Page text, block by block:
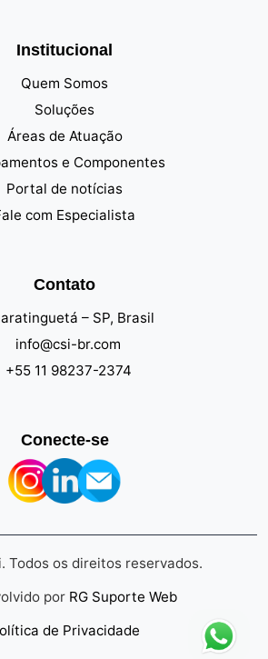
Institucional
Quem Somos
Soluções
Áreas de Atuação
e Componentes
Portal de notícias
com Especialista
Contato
– SP, Brasil
info@csi-br.com
+55 11 98237-2374
Conecte-se
Todos os direitos reservados.
por RG Suporte Web
de Privacidade